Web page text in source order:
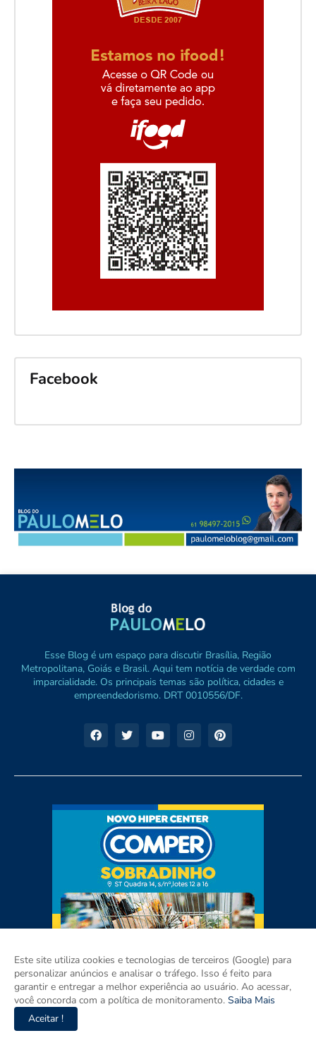
Facebook
Esse Blog é um espaço para discutir Brasília, Região
Metropolitana, Goiás e Brasil. Aqui tem notícia de verdade com
imparcialidade. Os principais temas são política, cidades e
empreendedorismo. DRT 0010556/DF.
Este site utiliza cookies e tecnologias de terceiros (Google) para
personalizar anúncios e analisar o tráfego. Isso é feito para
garantir e entregar a melhor experiência ao usuário. Ao acessar,
você concorda com a política de monitoramento. Saiba Mais
Aceitar !